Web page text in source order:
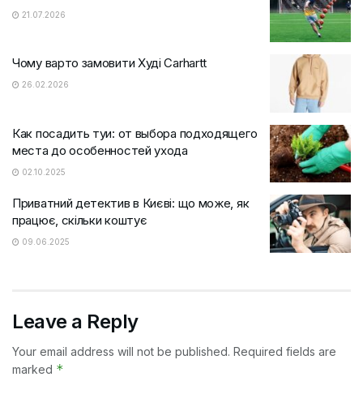
21.07.2026
Чому варто замовити Худі Carhartt
26.02.2026
Как посадить туи: от выбора подходящего
места до особенностей ухода
02.10.2025
Приватний детектив в Києві: що може, як
працює, скільки коштує
09.06.2025
Leave a Reply
Your email address will not be published. Required fields are
marked *